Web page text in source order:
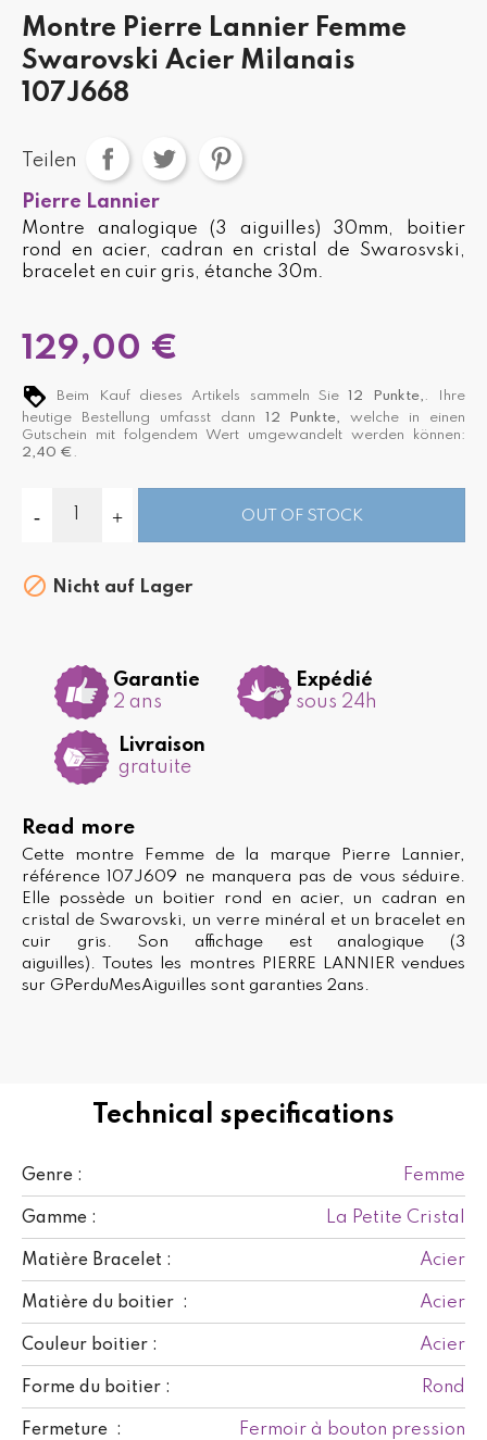
Technical specifications
Genre : Femme
Gamme : La Petite Cristal
Matière Bracelet : Acier
Matière du boitier : Acier
Couleur boitier : Acier
Forme du boitier : Rond
Fermeture : Fermoir à bouton pression
Montre Pierre Lannier Femme
Swarovski Acier Milanais
107J668
Teilen
Pierre Lannier
Montre analogique (3 aiguilles) 30mm, boitier
rond en acier, cadran en cristal de Swarosvski,
bracelet en cuir gris, étanche 30m.
129,00 €
Beim Kauf dieses Artikels sammeln Sie12 Punkte, . Ihre
heutige Bestellung umfasst dann 12 Punkte,
welche in einen
Gutschein mit folgendem Wert umgewandelt werden können:
2,40 € .
OUT OF STOCK
 Nicht auf Lager
Garantie
2 ans
Expédié
sous 24h
Livraison
gratuite
Read more
Cette montre Femme de la marque Pierre Lannier,
référence 107J609 ne manquera pas de vous séduire.
Elle possède un boitier rond en acier, un cadran en
cristal de Swarovski, un verre minéral et un bracelet en
cuir gris. Son affichage est analogique (3
aiguilles). Toutes les montres PIERRE LANNIER vendues
sur GPerduMesAiguilles sont garanties 2ans.